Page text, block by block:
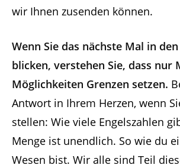
wir Ihnen zusenden können.
Wenn Sie das nächste Mal in
blicken, verstehen Sie, dass nur
Möglichkeiten Grenzen setzen.
Antwort in Ihrem Herzen, wenn
stellen: Wie viele Engelszahlen
Menge ist unendlich. So wie du
Wesen bist. Wir alle sind Teil